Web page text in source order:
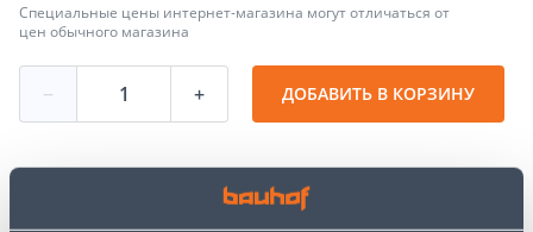
Специальные цены интернет-магазина могут отличаться от
цен обычного магазина
− + ДОБАВИТЬ В КОРЗИНУ